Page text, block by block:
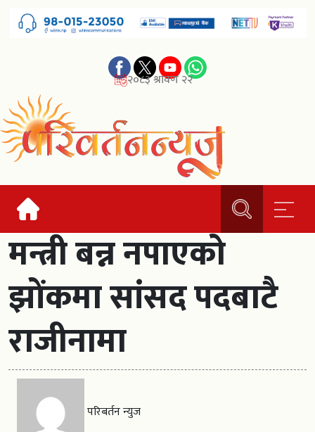
२०८३ श्रावण २२
मन्त्री बन्न नपाएको
झोंकमा सांसद पदबाटै
राजीनामा
परिबर्तन न्युज